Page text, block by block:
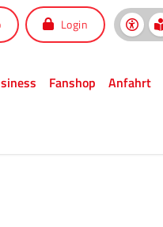
Login
Fanshop Anfahrt